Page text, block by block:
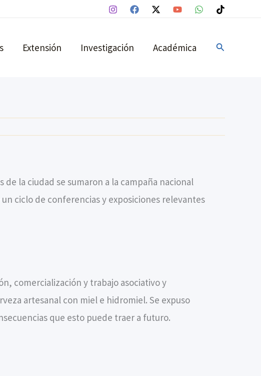
Extensión Investigación Académica Buscar
de la ciudad se sumaron a la campaña nacional
ciclo de conferencias y exposiciones relevantes
comercialización y trabajo asociativo y
artesanal con miel e hidromiel. Se expuso
que esto puede traer a futuro.